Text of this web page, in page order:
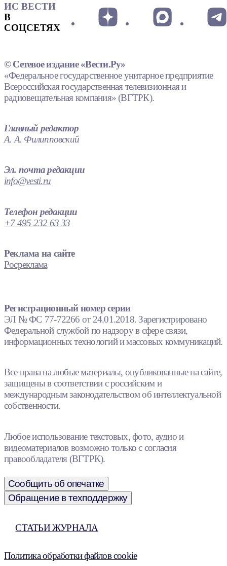
ИС ВЕСТИ
В
СОЦСЕТЯХ
© Сетевое издание «Вести.Ру»
«Федеральное государственное унитарное предприятие
Всероссийская государственная телевизионная и
радиовещательная компания» (ВГТРК).
Главный редактор
А. А. Филипповский
Эл. почта редакции
info@vesti.ru
Телефон редакции
+7 495 232 63 33
Реклама на сайте
Росреклама
Регистрационный номер серии
ЭЛ № ФС 77-72266 от 24.01.2018. Зарегистрировано
Федеральной службой по надзору в сфере связи,
информационных технологий и массовых коммуникаций.
Все права на любые материалы, опубликованные на сайте,
защищены в соответствии с российским и
международным законодательством об интеллектуальной
собственности.
Любое использование текстовых, фото, аудио и
видеоматериалов возможно только с согласия
правообладателя (ВГТРК).
Сообщить об опечатке
Обращение в техподдержку
СТАТЬИ ЖУРНАЛА
Политика обработки файлов cookie